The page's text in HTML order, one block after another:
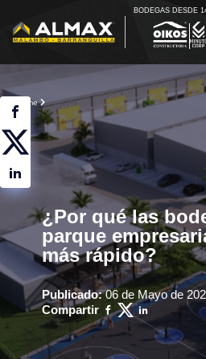
BODEGAS DESDE
Home
¿Por qué las
parque
más rápido?
Publicado:06 de Mayo de
Compartir